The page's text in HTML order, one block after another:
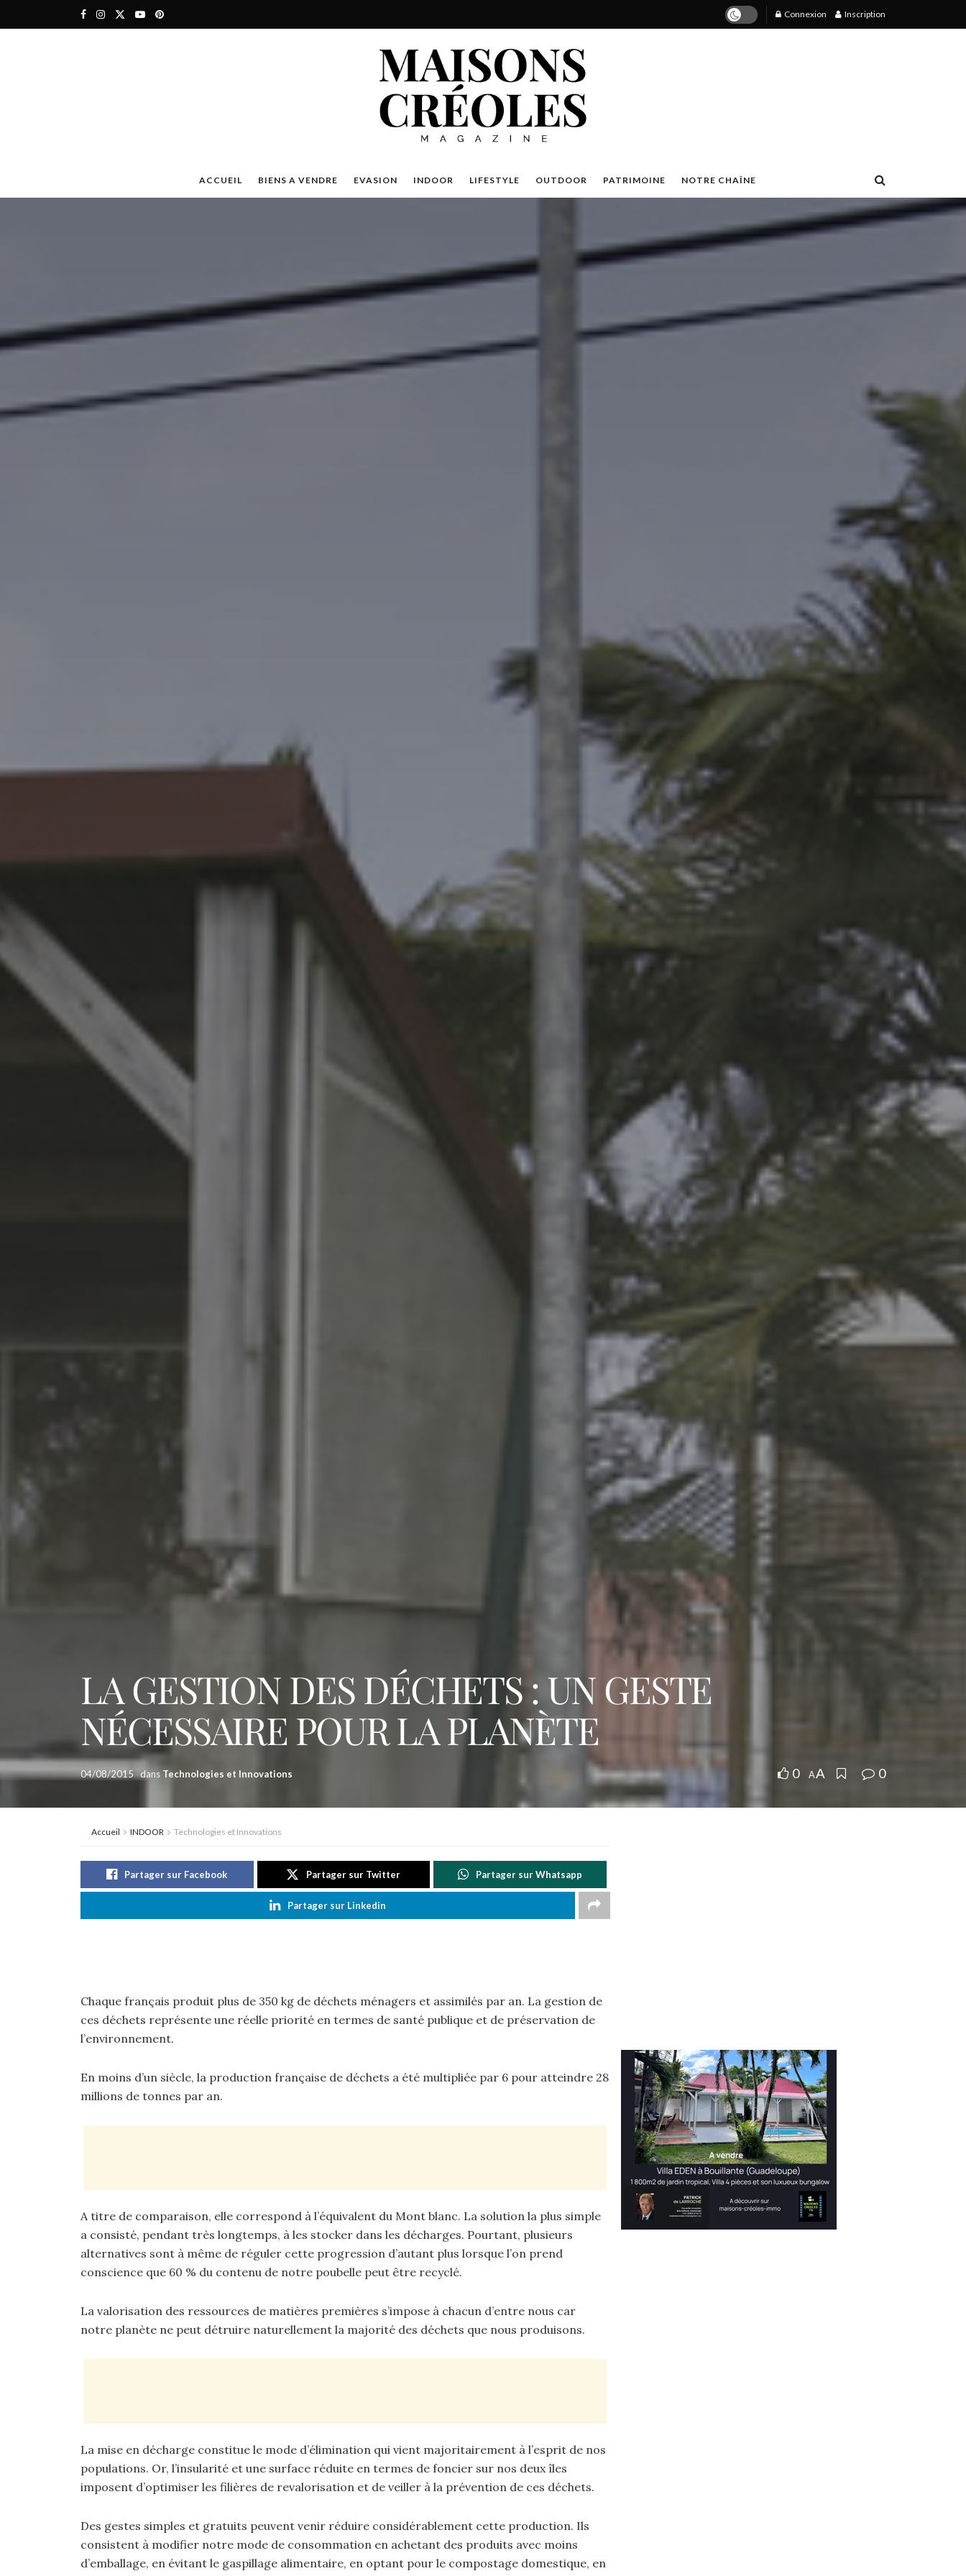
Connexion Inscription
ACCUEIL BIENS A VENDRE EVASION INDOOR LIFESTYLE OUTDOOR PATRIMOINE NOTRE CHAÎNE
LA GESTION DES DÉCHETS : UN GESTE
NÉCESSAIRE POUR LA PLANÈTE
04/08/2015 dans Technologies et Innovations 0 AA 0
Accueil INDOOR Technologies et Innovations
Partager sur Facebook Partager sur Twitter Partager sur Whatsapp
Partager sur Linkedin
Chaque français produit plus de 350 kg de déchets ménagers et assimilés par an. La gestion de
ces déchets représente une réelle priorité en termes de santé publique et de préservation de
l’environnement.
En moins d’un siècle, la production française de déchets a été multipliée par 6 pour atteindre 28
millions de tonnes par an.
A titre de comparaison, elle correspond à l’équivalent du Mont blanc. La solution la plus simple
a consisté, pendant très longtemps, à les stocker dans les décharges. Pourtant, plusieurs
alternatives sont à même de réguler cette progression d’autant plus lorsque l’on prend
conscience que 60 % du contenu de notre poubelle peut être recyclé.
La valorisation des ressources de matières premières s’impose à chacun d’entre nous car
notre planète ne peut détruire naturellement la majorité des déchets que nous produisons.
La mise en décharge constitue le mode d’élimination qui vient majoritairement à l’esprit de nos
populations. Or, l’insularité et une surface réduite en termes de foncier sur nos deux îles
imposent d’optimiser les filières de revalorisation et de veiller à la prévention de ces déchets.
Des gestes simples et gratuits peuvent venir réduire considérablement cette production. Ils
consistent à modifier notre mode de consommation en achetant des produits avec moins
d’emballage, en évitant le gaspillage alimentaire, en optant pour le compostage domestique, en